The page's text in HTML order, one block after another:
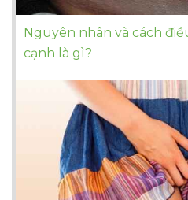
Nguyên nhân và cách
cạnh là gì?